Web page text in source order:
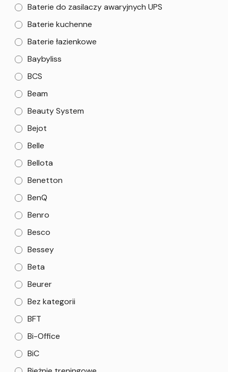
Baterie do zasilaczy awaryjnych UPS
Baterie kuchenne
Baterie łazienkowe
Baybyliss
BCS
Beam
Beauty System
Bejot
Belle
Bellota
Benetton
BenQ
Benro
Besco
Bessey
Beta
Beurer
Bez kategorii
BFT
Bi-Office
BiC